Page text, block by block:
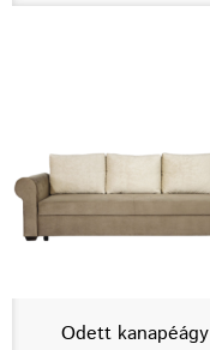
Odett kanapéágy